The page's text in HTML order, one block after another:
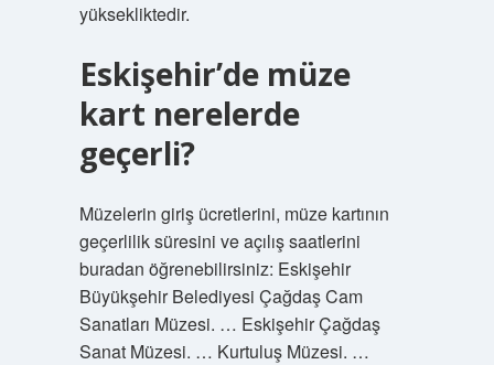
yüksekliktedir.
Eskişehir’de müze
kart nerelerde
geçerli?
Müzelerin giriş ücretlerini, müze kartının
geçerlilik süresini ve açılış saatlerini
buradan öğrenebilirsiniz: Eskişehir
Büyükşehir Belediyesi Çağdaş Cam
Sanatları Müzesi. … Eskişehir Çağdaş
Sanat Müzesi. … Kurtuluş Müzesi. …